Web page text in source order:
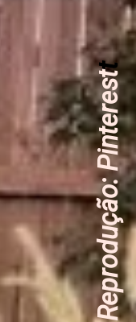
Reprodução: Pinterest
t